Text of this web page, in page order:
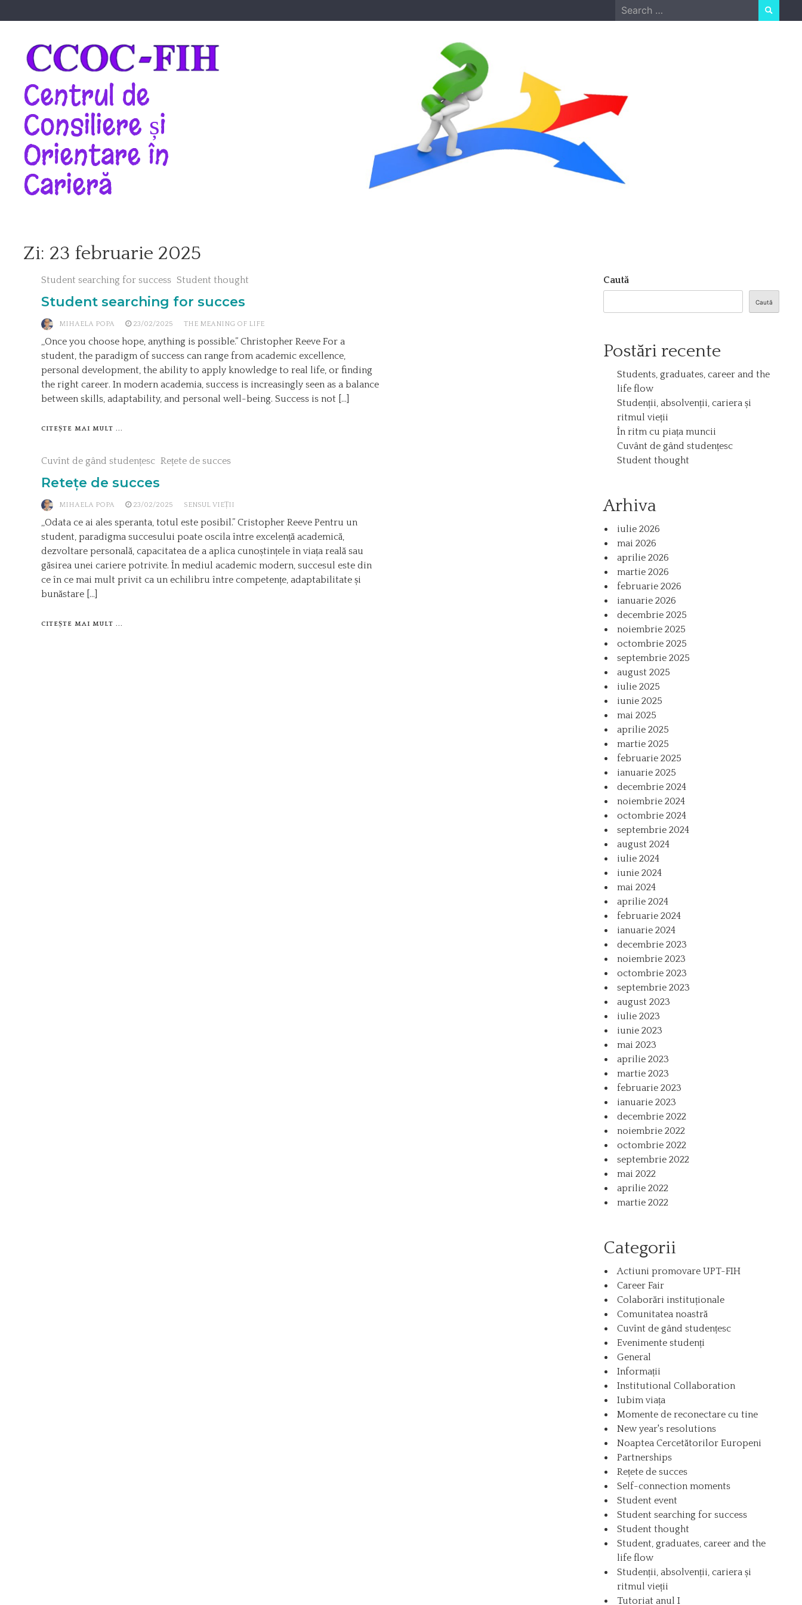
to
Search
for:
Centrul de
Consiliere și
Orientare în
Carieră
Zi: 23 februarie 2025
Student searching for success Student thought
Student searching for succes
MIHAELA POPA 23/02/2025 THE MEANING OF LIFE
,,Once you choose hope, anything is possible.” Christopher Reeve For a
student, the paradigm of success can range from academic excellence,
personal development, the ability to apply knowledge to real life, or finding
the right career. In modern academia, success is increasingly seen as a balance
between skills, adaptability, and personal well-being. Success is not […]
CITEȘTE MAI MULT ...
Cuvînt de gând studențesc Rețete de succes
Retețe de succes
MIHAELA POPA 23/02/2025 SENSUL VIEȚII
,,Odata ce ai ales speranta, totul este posibil.” Cristopher Reeve Pentru un
student, paradigma succesului poate oscila între excelență academică,
dezvoltare personală, capacitatea de a aplica cunoștințele în viața reală sau
găsirea unei cariere potrivite. În mediul academic modern, succesul este din
ce în ce mai mult privit ca un echilibru între competențe, adaptabilitate și
bunăstare […]
CITEȘTE MAI MULT ...
Caută
Caută
Postări recente
Students, graduates, career and the
life flow
Studenții, absolvenții, cariera și
ritmul vieții
În ritm cu piața muncii
Cuvânt de gând studențesc
Student thought
Arhiva
iulie 2026
mai 2026
aprilie 2026
martie 2026
februarie 2026
ianuarie 2026
decembrie 2025
noiembrie 2025
octombrie 2025
septembrie 2025
august 2025
iulie 2025
iunie 2025
mai 2025
aprilie 2025
martie 2025
februarie 2025
ianuarie 2025
decembrie 2024
noiembrie 2024
octombrie 2024
septembrie 2024
august 2024
iulie 2024
iunie 2024
mai 2024
aprilie 2024
februarie 2024
ianuarie 2024
decembrie 2023
noiembrie 2023
octombrie 2023
septembrie 2023
august 2023
iulie 2023
iunie 2023
mai 2023
aprilie 2023
martie 2023
februarie 2023
ianuarie 2023
decembrie 2022
noiembrie 2022
octombrie 2022
septembrie 2022
mai 2022
aprilie 2022
martie 2022
Categorii
Actiuni promovare UPT-FIH
Career Fair
Colaborări instituționale
Comunitatea noastră
Cuvînt de gând studențesc
Evenimente studenți
General
Informații
Institutional Collaboration
Iubim viața
Momente de reconectare cu tine
New year's resolutions
Noaptea Cercetătorilor Europeni
Partnerships
Rețete de succes
Self-connection moments
Student event
Student searching for success
Student thought
Student, graduates, career and the
life flow
Studenții, absolvenții, cariera și
ritmul vieții
Tutoriat anul I